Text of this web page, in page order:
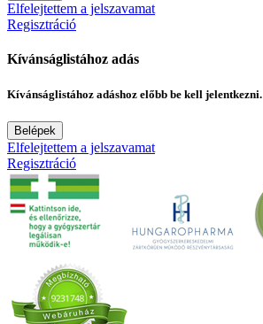
Elfelejtettem a jelszavamat
Regisztráció
Kívánságlistához adás
Kívánságlistához adáshoz előbb be kell jelentkezni.
Belépek
Elfelejtettem a jelszavamat
Regisztráció